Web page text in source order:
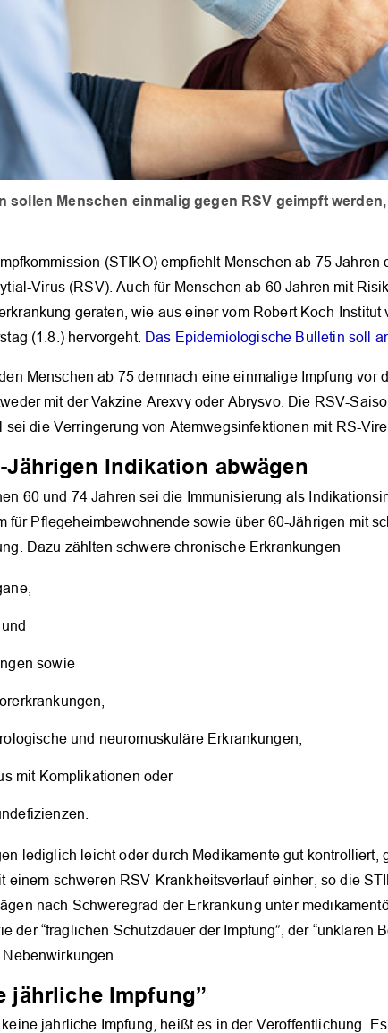
sollen Menschen einmalig gegen RSV geimpft
(STIKO) empfiehlt Menschen ab 75 Jahren
Virus (RSV). Auch für Menschen ab 60 Jahren mit
geraten, wie aus einer vom Robert Koch-Institut
(1.8.) hervorgeht. Das Epidemiologische Bulletin soll
Menschen ab 75 demnach eine einmalige Impfung vor
mit der Vakzine Arexvy oder Abrysvo. Die RSV-
sei die Verringerung von Atemwegsinfektionen mit RS-
Jährigen Indikation abwägen
60 und 74 Jahren sei die Immunisierung als
für Pflegeheimbewohnende sowie über 60-Jährigen mit
Dazu zählten schwere chronische Erkrankungen
sowie
und neuromuskuläre Erkrankungen,
mit Komplikationen oder
lediglich leicht oder durch Medikamente gut kontrolliert,
einem schweren RSV-Krankheitsverlauf einher, so die
nach Schweregrad der Erkrankung unter
der “fraglichen Schutzdauer der Impfung”, der “unklaren
jährliche Impfung”
jährliche Impfung, heißt es in der Veröffentlichung.